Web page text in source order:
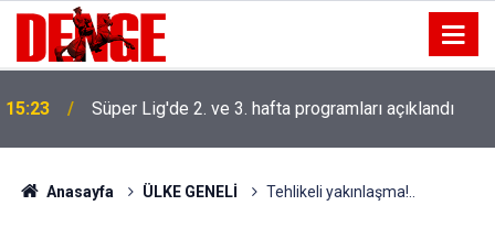
15:23 Süper Lig'de 2. ve 3. hafta programları açıklandı
Anasayfa ÜLKE GENELİ Tehlikeli yakınlaşma!..